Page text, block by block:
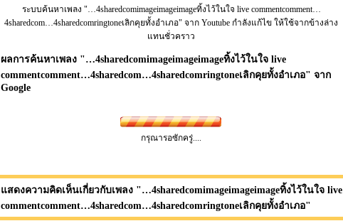
ระบบค้นหาเพลง "…4sharedcomimageimageimageทิ้งไว้ในใจ live commentcomment…
4sharedcom…4sharedcomringtoneเลิกคุยทั้งอำเภอ" จาก Youtube กำลังแก้ไข ให้ใช้จากข้างล่าง
แทนชั่วคราว
ผลการค้นหาเพลง "…4sharedcomimageimageimageทิ้งไว้ในใจ live
commentcomment…4sharedcom…4sharedcomringtoneเลิกคุยทั้งอำเภอ" จาก
Google
กรุณารอซักครู่....
แสดงความคิดเห็นเกี่ยวกับเพลง "…4sharedcomimageimageimageทิ้งไว้ในใจ live
commentcomment…4sharedcom…4sharedcomringtoneเลิกคุยทั้งอำเภอ"